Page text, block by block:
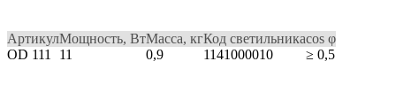
АртикулМощность, ВтМасса, кгКод светильникаcos φ
OD 111
11 0,9 1141000010 ≥ 0,5